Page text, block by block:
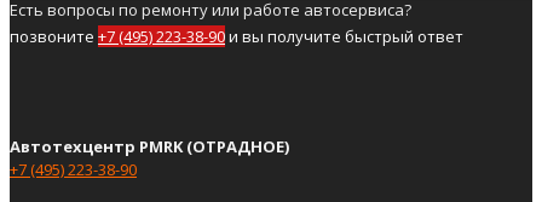
Есть вопросы по ремонту или работе автосервиса?
позвоните +7 (495) 223-38-90и вы получите быстрый ответ
Автотехцентр PMRK (ОТРАДНОЕ)
+7 (495) 223-38-90